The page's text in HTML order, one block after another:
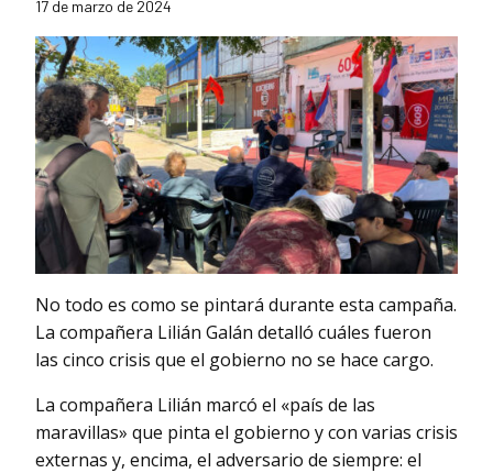
17 de marzo de 2024
No todo es como se pintará durante esta campaña.
La compañera Lilián Galán detalló cuáles fueron
las cinco crisis que el gobierno no se hace cargo.
La compañera Lilián marcó el «país de las
maravillas» que pinta el gobierno y con varias crisis
externas y, encima, el adversario de siempre: el